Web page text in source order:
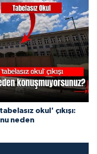
okul' çıkışı:
neden